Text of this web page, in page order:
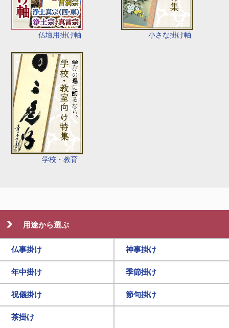
仏壇用掛け軸 小さな掛け軸
学校・教育
用途から選ぶ
仏事掛け 神事掛け
年中掛け 季節掛け
祝儀掛け 節句掛け
茶掛け